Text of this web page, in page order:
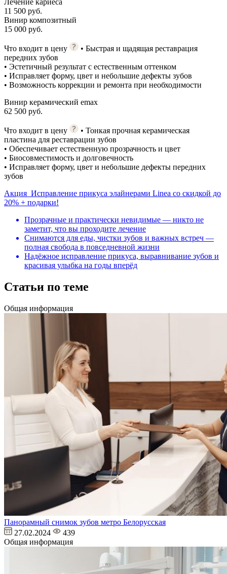
Лечение кариеса
11 500 руб.
Винир композитный
15 000 руб.
Что входит в цену
• Быстрая и щадящая реставрация
передних зубов
• Эстетичный результат с естественным оттенком
• Исправляет форму, цвет и небольшие дефекты зубов
• Возможность коррекции и ремонта при необходимости
Винир керамический emax
62 500 руб.
Что входит в цену
• Тонкая прочная керамическая
пластина для реставрации зубов
• Обеспечивает естественную прозрачность и цвет
• Биосовместимость и долговечность
• Исправляет форму, цвет и небольшие дефекты передних
зубов
Акция Исправление прикуса элайнерами Linea со скидкой до
20% + подарки!
Прозрачные и практически невидимые — никто не
заметит, что вы проходите лечение
Снимаются для еды, чистки зубов и важных встреч —
полная свобода в повседневной жизни
Надёжное исправление прикуса, выравнивание зубов и
красивая улыбка на годы вперёд
Статьи по теме
Общая информация
Панорамный снимок зубов метро Белорусская
27.02.2024
439
Общая информация